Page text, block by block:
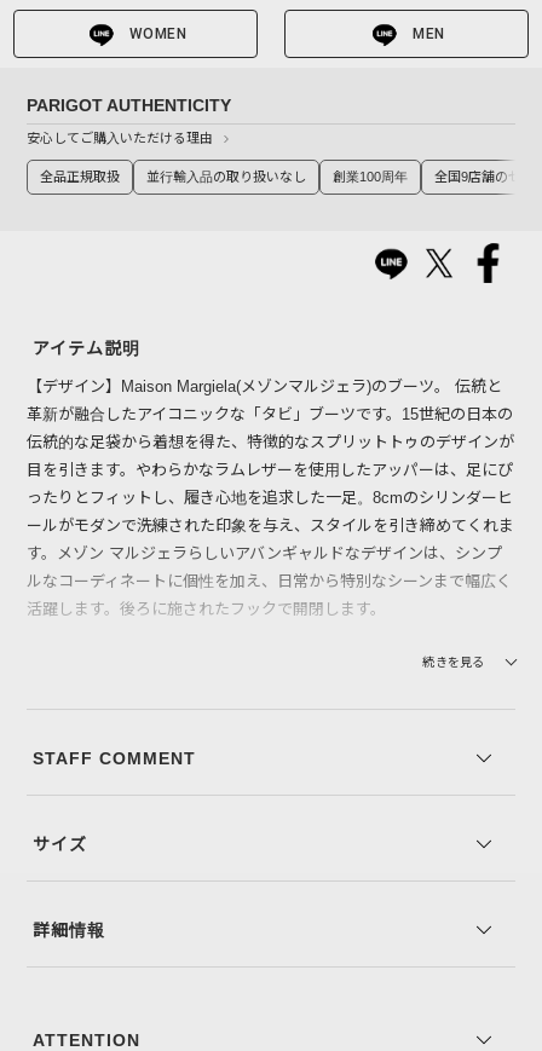
WOMEN MEN
PARIGOT AUTHENTICITY
安心してご購入いただける理由
全品正規取扱 並行輸入品の取り扱いなし 創業100周年 全国9店舗のセレ
アイテム説明
【デザイン】Maison Margiela(メゾンマルジェラ)のブーツ。 伝統と
革新が融合したアイコニックな「タビ」ブーツです。15世紀の日本の
伝統的な足袋から着想を得た、特徴的なスプリットトゥのデザインが
目を引きます。やわらかなラムレザーを使用したアッパーは、足にぴ
ったりとフィットし、履き心地を追求した一足。8cmのシリンダーヒ
ールがモダンで洗練された印象を与え、スタイルを引き締めてくれま
す。メゾン マルジェラらしいアバンギャルドなデザインは、シンプ
ルなコーディネートに個性を加え、日常から特別なシーンまで幅広く
活躍します。後ろに施されたフックで開閉します。
【素材】 柔らかなナッパレザーが足に馴染み、驚くほどの履き心地
※写真は実際のカラーと若干相違する場合がございます。あらかじめ
※サイズ表記は弊社規定によるものを表示しております。
続きを見る
STAFF COMMENT
サイズ
詳細情報
ATTENTION